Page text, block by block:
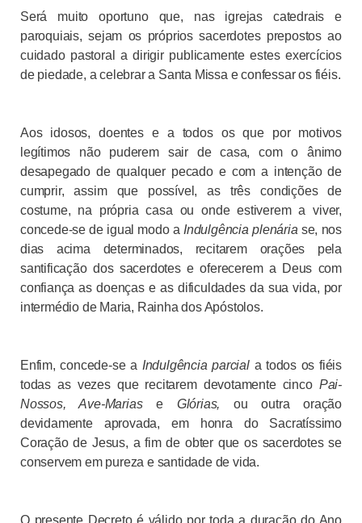
Será muito oportuno que, nas igrejas catedrais e
paroquiais, sejam os próprios sacerdotes prepostos ao
cuidado pastoral a dirigir publicamente estes exercícios
de piedade, a celebrar a Santa Missa e confessar os fiéis.
Aos idosos, doentes e a todos os que por motivos
legítimos não puderem sair de casa, com o ânimo
desapegado de qualquer pecado e com a intenção de
cumprir, assim que possível, as três condições de
costume, na própria casa ou onde estiverem a viver,
concede-se de igual modo a Indulgência plenária se, nos
dias acima determinados, recitarem orações pela
santificação dos sacerdotes e oferecerem a Deus com
confiança as doenças e as dificuldades da sua vida, por
intermédio de Maria, Rainha dos Apóstolos.
Enfim, concede-se a Indulgência parcial a todos os fiéis
todas as vezes que recitarem devotamente cinco Pai-
Nossos, Ave-Mariase Glórias,ou outra oração
devidamente aprovada, em honra do Sacratíssimo
Coração de Jesus, a fim de obter que os sacerdotes se
conservem em pureza e santidade de vida.
O presente Decreto é válido por toda a duração do Ano